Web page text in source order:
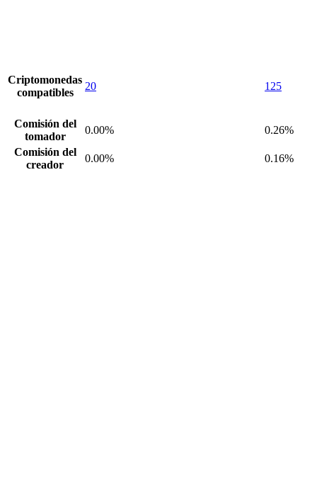
Criptomonedas
compatibles
20 125
Comisión del
tomador
0.00%
0.26%
Comisión del
creador
0.00% 0.16%